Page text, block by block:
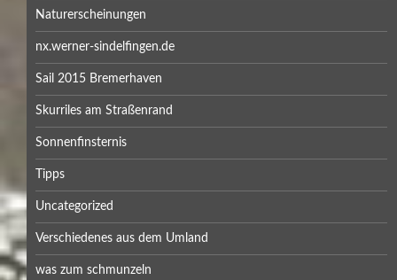
Naturerscheinungen
nx.werner-sindelfingen.de
Sail 2015 Bremerhaven
Skurriles am Straßenrand
Sonnenfinsternis
Tipps
Uncategorized
Verschiedenes aus dem Umland
was zum schmunzeln